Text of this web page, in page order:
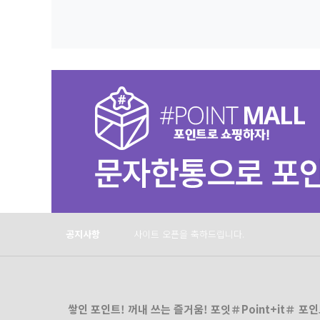
공지사항 사이트 오픈을 축하드립니다.
쌓인 포인트! 꺼내 쓰는 즐거움! 포잇＃Point+it＃ 포인